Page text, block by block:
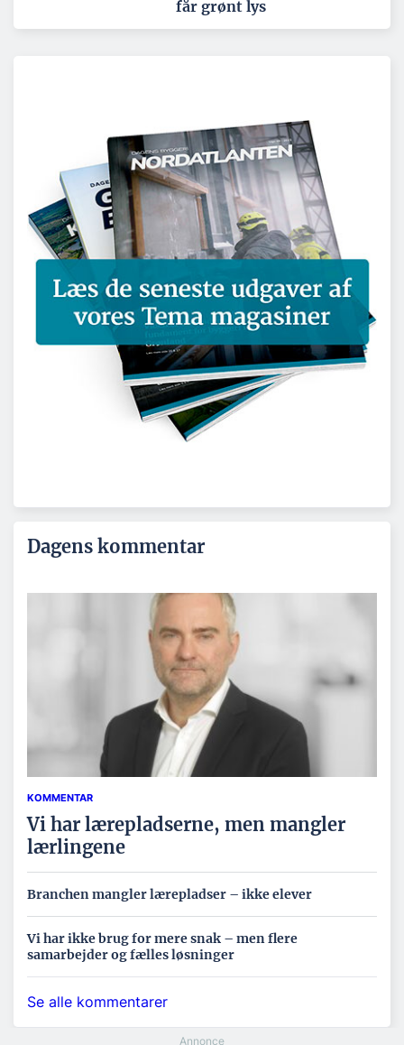
får grønt lys
Dagens kommentar
KOMMENTAR
Vi har lærepladserne, men mangler
lærlingene
Branchen mangler lærepladser – ikke elever
Vi har ikke brug for mere snak – men flere
samarbejder og fælles løsninger
Se alle kommentarer